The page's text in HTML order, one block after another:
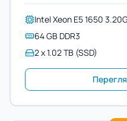
Intel Xeon E5 1650
64 GB DDR3
2 x 1.02 TB (SSD)